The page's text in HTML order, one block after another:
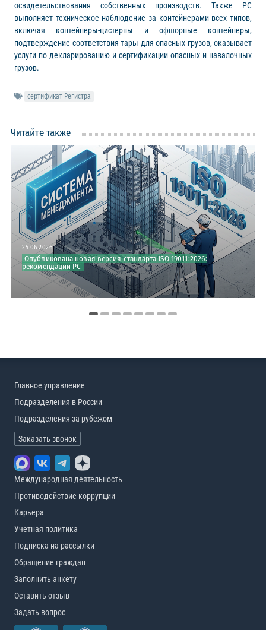
освидетельствования собственных производств. Также РС
выполняет техническое наблюдение за контейнерами всех типов,
включая контейнеры-цистерны и офшорные контейнеры,
подтверждение соответствия тары для опасных грузов, оказывает
услуги по декларированию и сертификации опасных и навалочных
грузов.
сертификат Регистра
Читайте также
25.06.2026
Опубликована новая версия стандарта ISO 19011:2026:
рекомендации РС
Главное управление
Подразделения в России
Подразделения за рубежом
Заказать звонок
Международная деятельность
Противодействие коррупции
Карьера
Учетная политика
Подписка на рассылки
Обращение граждан
Заполнить анкету
Оставить отзыв
Задать вопрос